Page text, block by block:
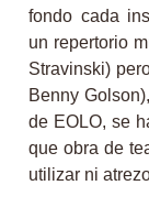
fondo cada
un repertorio
Stravinski)
Benny
de EOLO, se
que obra de
utilizar ni